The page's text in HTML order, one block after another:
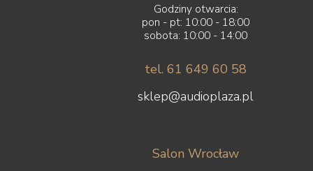
Godziny otwarcia:
pon - pt: 10:00 - 18:00
sobota: 10:00 - 14:00
tel. 61 649 60 58
sklep@audioplaza.pl
Salon Wrocław